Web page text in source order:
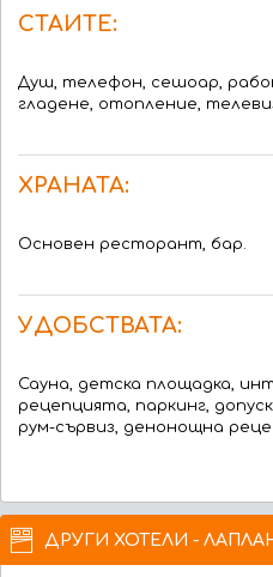
СТАИТЕ:
Душ, телефон, сешоар,
гладене, отопление,
ХРАНАТА:
Основен ресторант, бар.
УДОБСТВАТА:
Сауна, детска площадка,
рецепцията, паркинг,
рум-сървиз, денонощна
ДРУГИ ХОТЕЛИ -